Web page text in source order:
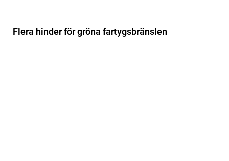
Flera hinder för gröna fartygsbränslen